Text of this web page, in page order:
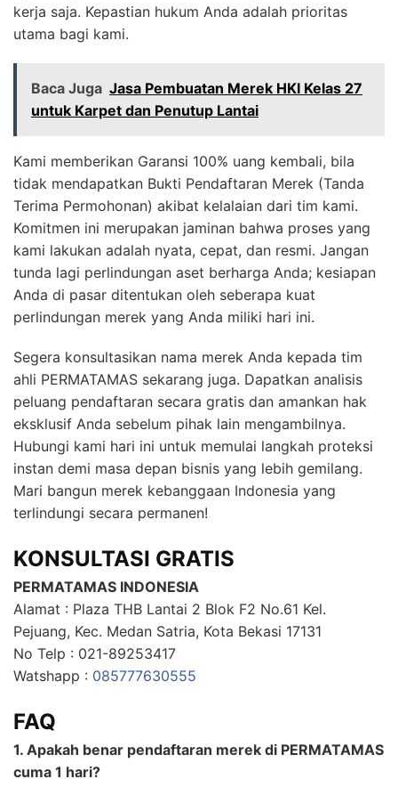
kerja saja. Kepastian hukum Anda adalah prioritas
utama bagi kami.
Baca Juga Jasa Pembuatan Merek HKI Kelas 27
untuk Karpet dan Penutup Lantai
Kami memberikan Garansi 100% uang kembali, bila
tidak mendapatkan Bukti Pendaftaran Merek (Tanda
Terima Permohonan) akibat kelalaian dari tim kami.
Komitmen ini merupakan jaminan bahwa proses yang
kami lakukan adalah nyata, cepat, dan resmi. Jangan
tunda lagi perlindungan aset berharga Anda; kesiapan
Anda di pasar ditentukan oleh seberapa kuat
perlindungan merek yang Anda miliki hari ini.
Segera konsultasikan nama merek Anda kepada tim
ahli PERMATAMAS sekarang juga. Dapatkan analisis
peluang pendaftaran secara gratis dan amankan hak
eksklusif Anda sebelum pihak lain mengambilnya.
Hubungi kami hari ini untuk memulai langkah proteksi
instan demi masa depan bisnis yang lebih gemilang.
Mari bangun merek kebanggaan Indonesia yang
terlindungi secara permanen!
KONSULTASI GRATIS
PERMATAMAS INDONESIA
Alamat : Plaza THB Lantai 2 Blok F2 No.61 Kel.
Pejuang, Kec. Medan Satria, Kota Bekasi 17131
No Telp : 021-89253417
Watshapp : 085777630555
FAQ
1. Apakah benar pendaftaran merek di PERMATAMAS
cuma 1 hari?